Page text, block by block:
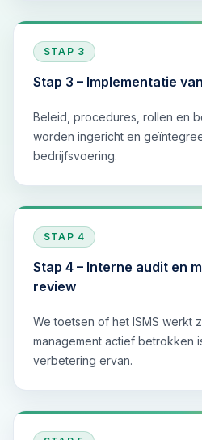
STAP 3
Stap 3 – Implementatie
Beleid, procedures, rollen en
worden ingericht en
bedrijfsvoering.
STAP 4
Stap 4 – Interne audit en
review
We toetsen of het ISMS werkt
management actief betrokken
verbetering ervan.